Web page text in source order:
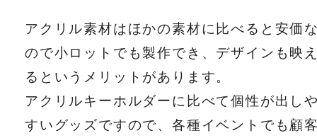
アクリル素材はほかの素材に比べると安価
ので小ロットでも製作でき、デザインも映
るというメリットがあります。
アクリルキーホルダーに比べて個性が出し
すいグッズですので、各種イベントでも顧